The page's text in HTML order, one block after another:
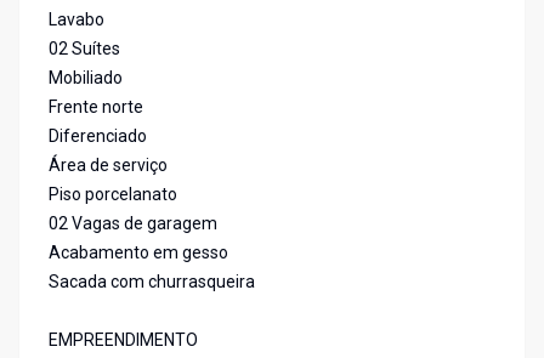
Lavabo
02 Suítes
Mobiliado
Frente norte
Diferenciado
Área de serviço
Piso porcelanato
02 Vagas de garagem
Acabamento em gesso
Sacada com churrasqueira
EMPREENDIMENTO